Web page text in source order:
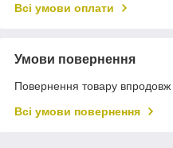
Всі умови оплати
Умови повернення
Повернення товару впродовж
Всі умови повернення